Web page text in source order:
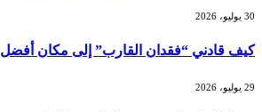
30 يوليو، 2026
كيف قادني “فقدان القارب” إلى مكان أفضل
29 يوليو، 2026